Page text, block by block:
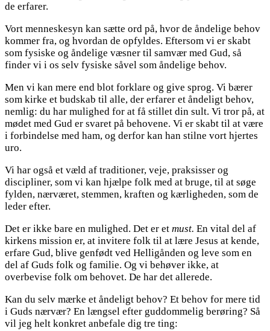
de erfarer.
Vort menneskesyn kan sætte ord på, hvor de åndelige behov
kommer fra, og hvordan de opfyldes. Eftersom vi er skabt
som fysiske og åndelige væsner til samvær med Gud, så
finder vi i os selv fysiske såvel som åndelige behov.
Men vi kan mere end blot forklare og give sprog. Vi bærer
som kirke et budskab til alle, der erfarer et åndeligt behov,
nemlig: du har mulighed for at få stillet din sult. Vi tror på, at
mødet med Gud er svaret på behovene. Vi er skabt til at være
i forbindelse med ham, og derfor kan han stilne vort hjertes
uro.
Vi har også et væld af traditioner, veje, praksisser og
discipliner, som vi kan hjælpe folk med at bruge, til at søge
fylden, nærværet, stemmen, kraften og kærligheden, som de
leder efter.
Det er ikke bare en mulighed. Det er et must. En vital del af
kirkens mission er, at invitere folk til at lære Jesus at kende,
erfare Gud, blive genfødt ved Helligånden og leve som en
del af Guds folk og familie. Og vi behøver ikke, at
overbevise folk om behovet. De har det allerede.
Kan du selv mærke et åndeligt behov? Et behov for mere tid
i Guds nærvær? En længsel efter guddommelig berøring? Så
vil jeg helt konkret anbefale dig tre ting: